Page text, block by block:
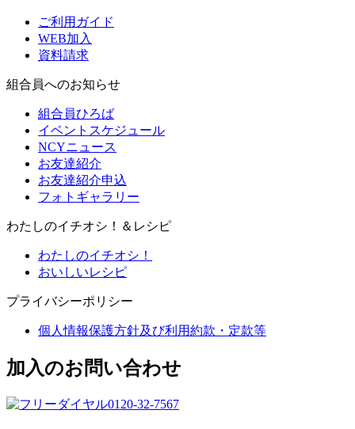
ご利用ガイド
WEB加入
資料請求
組合員へのお知らせ
組合員ひろば
イベントスケジュール
NCYニュース
お友達紹介
お友達紹介申込
フォトギャラリー
わたしのイチオシ！＆レシピ
わたしのイチオシ！
おいしいレシピ
プライバシーポリシー
個人情報保護方針及び利用約款・定款等
加入のお問い合わせ
0120-32-7567